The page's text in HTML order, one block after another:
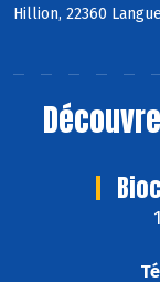
Hillion, 22360